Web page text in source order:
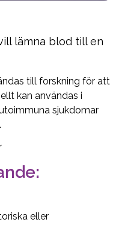
lämna blod till en
till forskning för att
kan användas i
sjukdomar
eller